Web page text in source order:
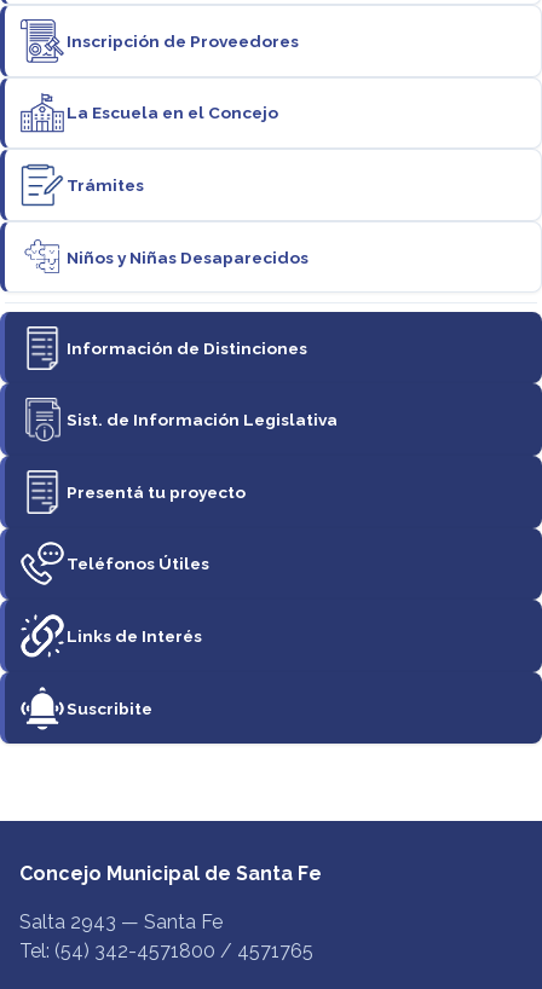
Inscripción de Proveedores
La Escuela en el Concejo
Trámites
Niños y Niñas Desaparecidos
Información de Distinciones
Sist. de Información Legislativa
Presentá tu proyecto
Teléfonos Útiles
Links de Interés
Suscribite
Concejo Municipal de Santa Fe
Salta 2943 — Santa Fe
Tel: (54) 342-4571800 / 4571765